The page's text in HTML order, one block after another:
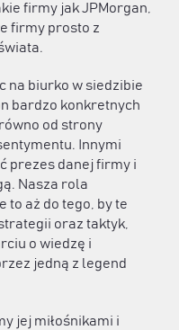
firmy jak JPMorgan,
firmy prosto z
na biurko w siedzibie
bardzo konkretnych
od strony
Innymi
prezes danej firmy i
Nasza rola
to aż do tego, by te
oraz taktyk,
o wiedzę i
jedną z legend
jej miłośnikami i